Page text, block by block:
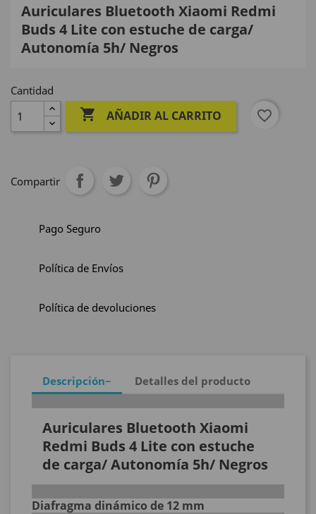
Auriculares Bluetooth Xiaomi Redmi
Buds 4 Lite con estuche de carga/
Autonomía 5h/ Negros
Cantidad
 AÑADIR AL CARRITO favorite_border
Compartir
Pago Seguro
Política de Envíos
Política de devoluciones
Descripción Detalles del producto
Auriculares Bluetooth Xiaomi
Redmi Buds 4 Lite con estuche
de carga/ Autonomía 5h/ Negros
Diafragma dinámico de 12 mm